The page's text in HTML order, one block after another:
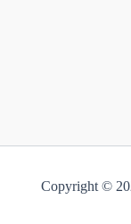
Copyright ©